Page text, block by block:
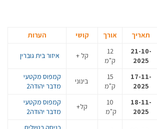
תאריך אורך קושי
הערות
21-10-
2025
12
ק"מ
קל + איזור בית גוברין
17-11-
2025
15
ק"מ
בינוני
קמפוס מקטעי
מדבר יהודה2
18-11-
2025
10
ק"מ
קל+
קמפוס מקטעי
מדבר יהודה2